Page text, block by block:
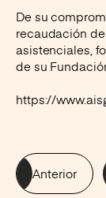
De su
recaudación
asistenciales,
de su
https://
Anterior